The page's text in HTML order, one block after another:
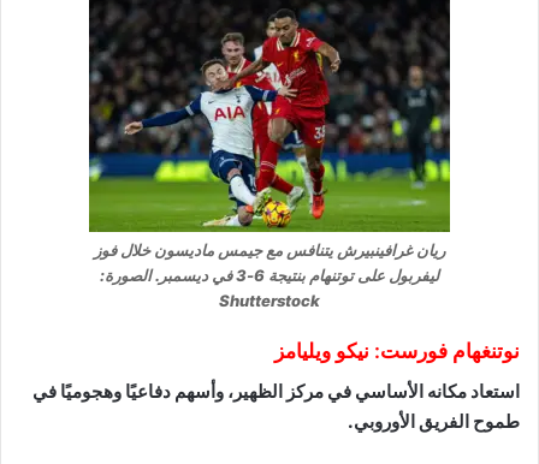
ريان غرافينبيرش يتنافس مع جيمس ماديسون خلال فوز
ليفربول على توتنهام بنتيجة 6-3 في ديسمبر. الصورة:
Shutterstock
نوتنغهام فورست: نيكو ويليامز
استعاد مكانه الأساسي في مركز الظهير، وأسهم دفاعيًا وهجوميًا في
طموح الفريق الأوروبي.